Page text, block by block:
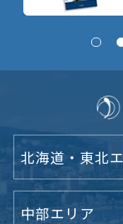
北海道・東北
中部エリア